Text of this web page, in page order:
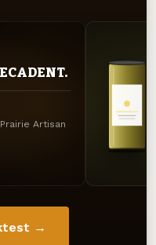
Artisan
→